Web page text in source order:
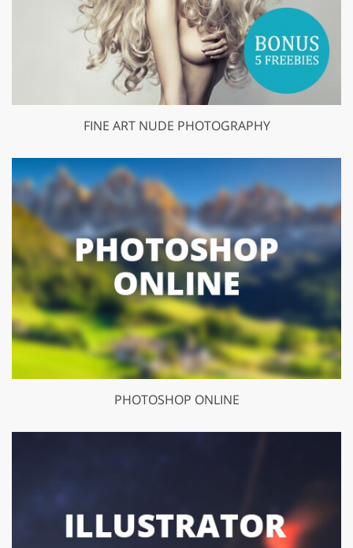
FINE ART NUDE PHOTOGRAPHY
PHOTOSHOP ONLINE